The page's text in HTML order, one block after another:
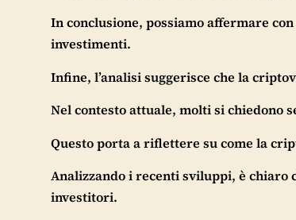
In conclusione, possiamo affermare
investimenti.
Infine, l’analisi suggerisce che la
Nel contesto attuale, molti si chiedono
Questo porta a riflettere su come la
Analizzando i recenti sviluppi, è chiaro
investitori.